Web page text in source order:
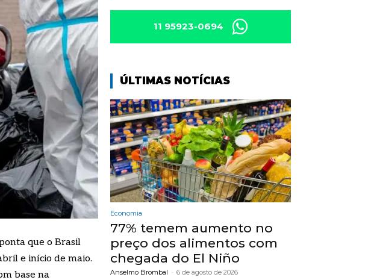
que o Brasil
e início de maio.
base na
11 95923-0694
ÚLTIMAS NOTÍCIAS
Economia
77% temem aumento no
preço dos alimentos com
chegada do El Niño
Anselmo Brombal - 6 de agosto de 2026